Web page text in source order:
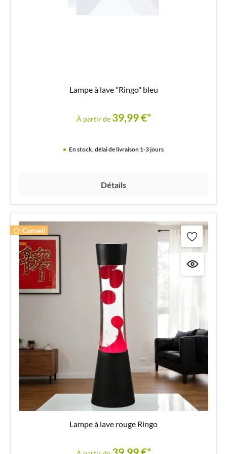
Lampe à lave "Ringo" bleu
À partir de 39,99 €*
En stock, délai de livraison 1-3 jours
Détails
Conseil
Lampe à lave rouge Ringo